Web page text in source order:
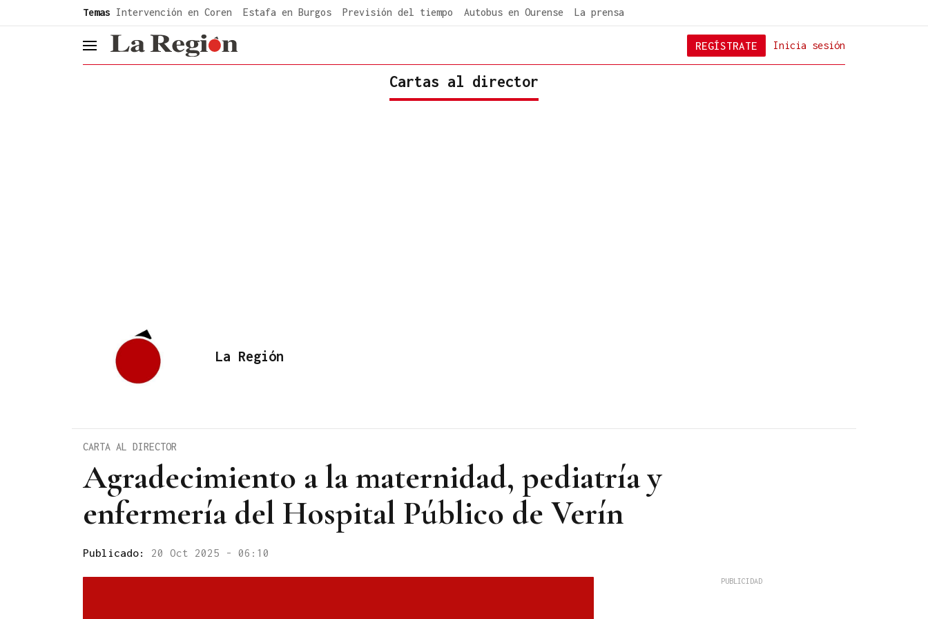
Temas Intervención en Coren Estafa en Burgos Previsión del tiempo Autobus en Ourense La prensa
header.menu.open Inicia sesión
REGÍSTRATE
Cartas al director
La Región
Agradecimiento a la maternidad, pediatría y
enfermería del Hospital Público de Verín
CARTA AL DIRECTOR
Publicado: 20 Oct 2025 - 06:10